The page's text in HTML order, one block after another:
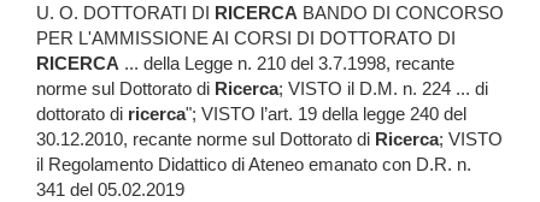
U. O. DOTTORATI DI RICERCA BANDO DI CONCORSO
PER L'AMMISSIONE AI CORSI DI DOTTORATO DI
RICERCA ... della Legge n. 210 del 3.7.1998, recante
norme sul Dottorato di Ricerca; VISTO il D.M. n. 224 ... di
dottorato di ricerca"; VISTO l’art. 19 della legge 240 del
30.12.2010, recante norme sul Dottorato di Ricerca; VISTO
il Regolamento Didattico di Ateneo emanato con D.R. n.
341 del 05.02.2019